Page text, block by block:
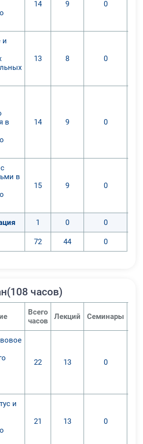
14 9 0
и
13 8 0
в
14 9 0
в
15 9 0
1 0 0
72 44 0
часов)
Всего
часов
Лекций Семинары
22 13 0
и
21 13 0